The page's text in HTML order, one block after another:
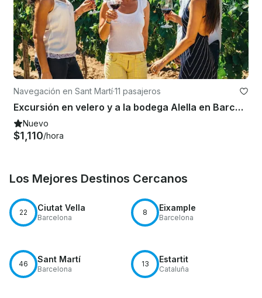
Navegación en Sant Martí·11 pasajeros
Excursión en velero y a la bodega Alella en Barcelona, Catalunya
Nuevo
$1,110/hora
Los Mejores Destinos Cercanos
22 Ciutat Vella
Barcelona
8 Eixample
Barcelona
46 Sant Martí
Barcelona
13 Estartit
Cataluña